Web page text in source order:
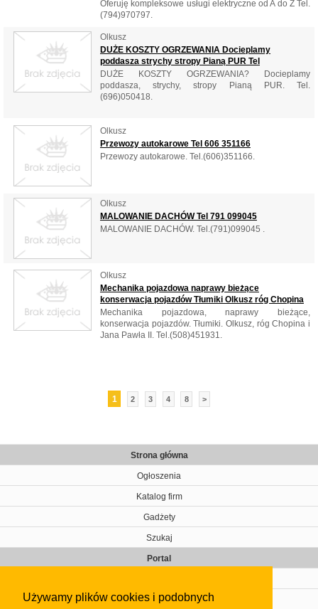
Używamy plików cookies i podobnych
Oferuję kompleksowe usługi elektryczne od A do Z Tel.
(794)970797.
Olkusz
DUŻE KOSZTY OGRZEWANIA Docieplamy
poddasza strychy stropy Pianą PUR Tel
DUŻE KOSZTY OGRZEWANIA? Docieplamy
poddasza, strychy, stropy Pianą PUR. Tel.
(696)050418.
Olkusz
Przewozy autokarowe Tel 606 351166
Przewozy autokarowe. Tel.(606)351166.
Olkusz
MALOWANIE DACHÓW Tel 791 099045
MALOWANIE DACHÓW. Tel.(791)099045 .
Olkusz
Mechanika pojazdowa naprawy bieżące
konserwacja pojazdów Tłumiki Olkusz róg Chopina
Mechanika pojazdowa, naprawy bieżące,
konserwacja pojazdów. Tłumiki. Olkusz, róg Chopina i
Jana Pawła II. Tel.(508)451931.
1 2 3 4 8 >
Strona główna
Ogłoszenia
Katalog firm
Gadżety
Szukaj
Portal
Kontakt